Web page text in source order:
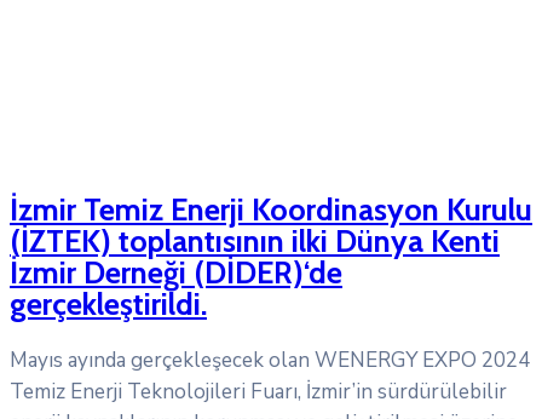
İzmir Temiz Enerji Koordinasyon Kurulu
(İZTEK) toplantısının ilki Dünya Kenti
İzmir Derneği (DİDER)‘de
gerçekleştirildi.
Mayıs ayında gerçekleşecek olan WENERGY EXPO 2024
Temiz Enerji Teknolojileri Fuarı, İzmir’in sürdürülebilir